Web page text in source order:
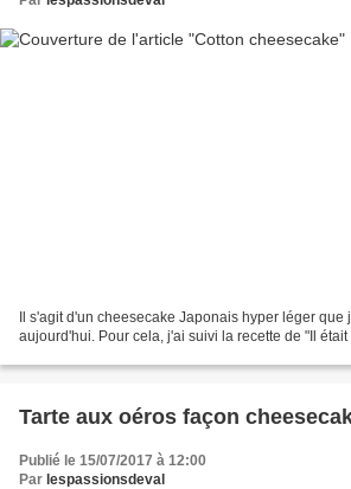
Il s'agit d'un cheesecake Japonais hyper léger que
aujourd'hui. Pour cela, j'ai suivi la recette de "Il était
Tarte aux oéros façon
Publié le 15/07/2017 à 12:00
Par lespassionsdeval